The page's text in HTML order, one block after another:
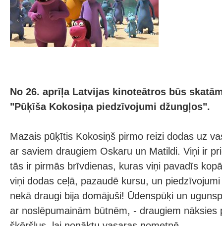
No 26. aprīļa Latvijas kinoteātros būs
"Pūķīša Kokosiņa piedzīvojumi džungļos".
Mazais pūķītis Kokosiņš pirmo reizi dodas uz
ar saviem draugiem Oskaru un Matildi. Viņi ir
tās ir pirmās brīvdienas, kuras viņi pavadīs
viņi dodas ceļā, pazaudē kursu, un
nekā draugi bija domājuši! Ūdenspūķi un
ar noslēpumainām būtnēm, - draugiem nāksies